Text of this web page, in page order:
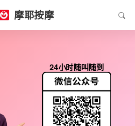
摩耶按摩
24小时随叫随到